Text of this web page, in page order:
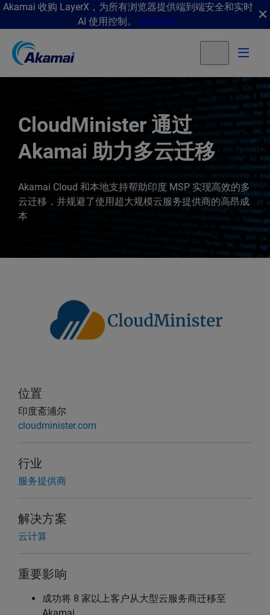
Akamai 收购 LayerX，为所有浏览器提供端到端安全和实时
AI 使用控制。 获取详情
CloudMinister 通过
Akamai 助力多云迁移
Akamai Cloud 和本地支持帮助印度 MSP 实现高效的多
云迁移，并规避了使用超大规模云服务提供商的高昂成
本
位置
印度斋浦尔
cloudminister.com
行业
服务提供商
解决方案
云计算
重要影响
成功将 8 家以上客户从大型云服务商迁移至